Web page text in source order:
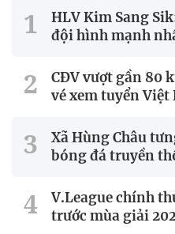
HLV Kim Sang
đội hình mạnh
CĐV vượt gần 80
vé xem tuyển Việt
Xã Hùng Châu
bóng đá truyền
V.League chính
trước mùa giải